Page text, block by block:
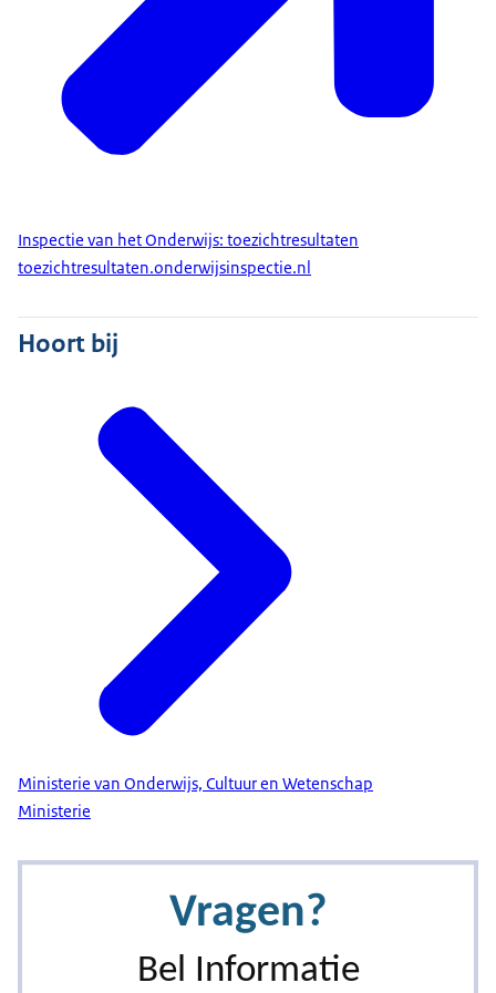
Inspectie van het Onderwijs: toezichtresultaten
toezichtresultaten.onderwijsinspectie.nl
Hoort bij
Ministerie van Onderwijs, Cultuur en Wetenschap
Ministerie